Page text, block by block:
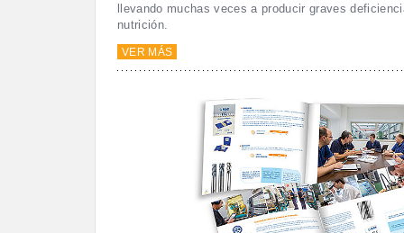
llevando muchas veces a producir graves
nutrición.
VER MÁS